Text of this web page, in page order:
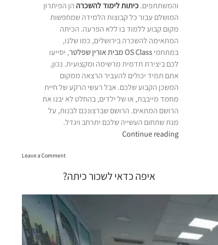
והמשתתפים. כיתות לימוד להשכרה הן הפיתרון
המושלם עבור כל קבוצות הלמידה שמחפשות
מקום קבוע ללמוד בו ללא הפרעה. הכיתה
המתאימה להשכרה בירושלים, כמו שלנו,
במתחמי OS Class מבית אורין שפלטר
, יסייעו
לכם ביצירת תדמית מרשימה ומקצועית. נכון,
אתם תמיד יכולים להעביר הרצאה ממקום
המשכן הקבוע שלכם. אבל רעשי הרקע של חיית
מחמד מייבבת, או של ילדים, בהחלט לא יבנו את
הרושם המתאים. הרושם שברצונכם לבנות, על
מנת שתחום העשייה שלכם יתרחב ויגדל.
Continue reading“כיתות
Leave a Commenton
להשכרה
בירושלים
איפה כדאי לשכור כיתה?